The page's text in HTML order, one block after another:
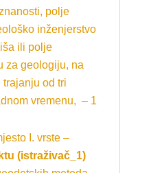
polje
inženjerstvo
ili polje
za geologiju, na
od tri
vremenu, – 1
I. vrste –
(istraživač_1)